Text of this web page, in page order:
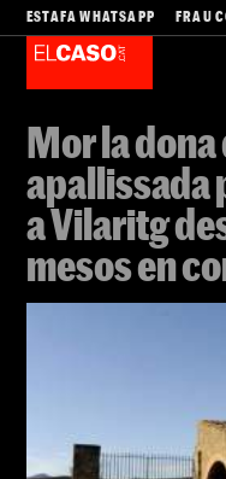
ESTAFA WHATSAPP FRAU
Mor la dona
apallissada
a Vilaritg
mesos en